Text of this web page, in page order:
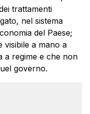
trattamenti
nel sistema
del Paese;
visibile a mano a
a regime e che non
governo.